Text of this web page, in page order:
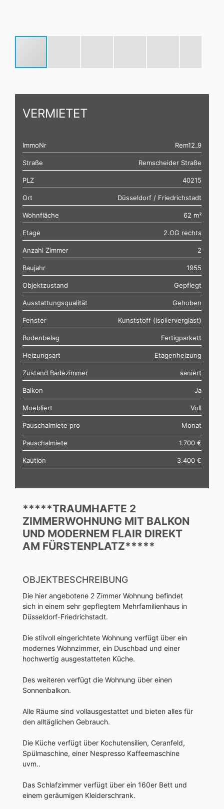
VERMIETET
ImmoNr Rem12_9
Straße Remscheider Straße
PLZ 40215
Ort Düsseldorf / Friedrichstadt
Wohnfläche 62 m²
Etage 2.OG rechts
Anzahl Zimmer 2
Baujahr 1955
Objektzustand Gepflegt
Ausstattungsqualität Gehoben
Fenster Kunststoff (isolierverglast)
Bodenbelag Fertigparkett
Heizungsart Etagenheizung
Zustand Badezimmer saniert
Balkon Ja
Moebliert Voll
Pauschalmiete pro Monat
Pauschalmiete 1.700 €
Kaution 3.400 €
*****TRAUMHAFTE 2
ZIMMERWOHNUNG MIT BALKON
UND MODERNEM FLAIR DIREKT
AM FÜRSTENPLATZ*****
OBJEKTBESCHREIBUNG
Die hier angebotene 2 Zimmer Wohnung befindet
sich in einem sehr gepflegtem Mehrfamilienhaus in
Düsseldorf-Friedrichstadt.
Die stilvoll eingerichtete Wohnung verfügt über ein
modernes Wohnzimmer, ein Duschbad und einer
hochwertig ausgestatteten Küche.
Des weiteren verfügt die Wohnung über einen
Sonnenbalkon.
Alle Räume sind vollausgestattet und bieten alles für
den alltäglichen Gebrauch.
Die Küche verfügt über Kochutensilien, Ceranfeld,
Spülmaschine, einer Nespresso Kaffeemaschine
uvm..
Das Schlafzimmer verfügt über ein 160er Bett und
einem geräumigen Kleiderschrank.